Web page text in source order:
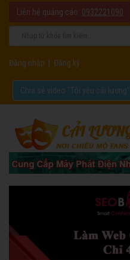
Liên hệ quảng cáo: 0932221090
Đăng nhập Đăng ký
Chia sẻ video "Tôi yêu cải lương".